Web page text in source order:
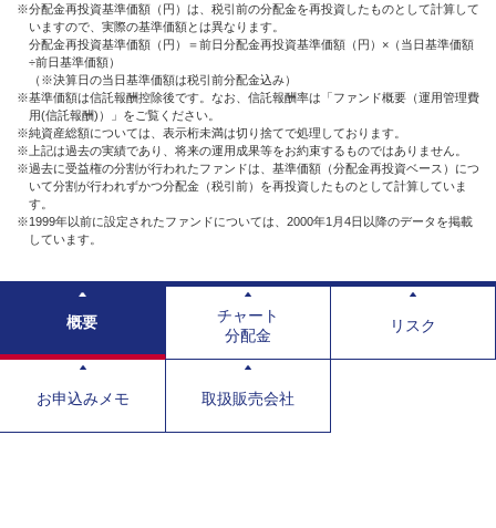
※分配金再投資基準価額（円）は、税引前の分配金を再投資したものとして計算して
いますので、実際の基準価額とは異なります。
分配金再投資基準価額（円）＝前日分配金再投資基準価額（円）×（当日基準価額
÷前日基準価額）
（※決算日の当日基準価額は税引前分配金込み）
※基準価額は信託報酬控除後です。なお、信託報酬率は「ファンド概要（運用管理費
用(信託報酬)）」をご覧ください。
※純資産総額については、表示桁未満は切り捨てで処理しております。
※上記は過去の実績であり、将来の運用成果等をお約束するものではありません。
※過去に受益権の分割が行われたファンドは、基準価額（分配金再投資ベース）につ
いて分割が行われずかつ分配金（税引前）を再投資したものとして計算していま
す。
※1999年以前に設定されたファンドについては、2000年1月4日以降のデータを掲載
しています。
概要
チャート
分配金
リスク
お申込みメモ 取扱販売会社